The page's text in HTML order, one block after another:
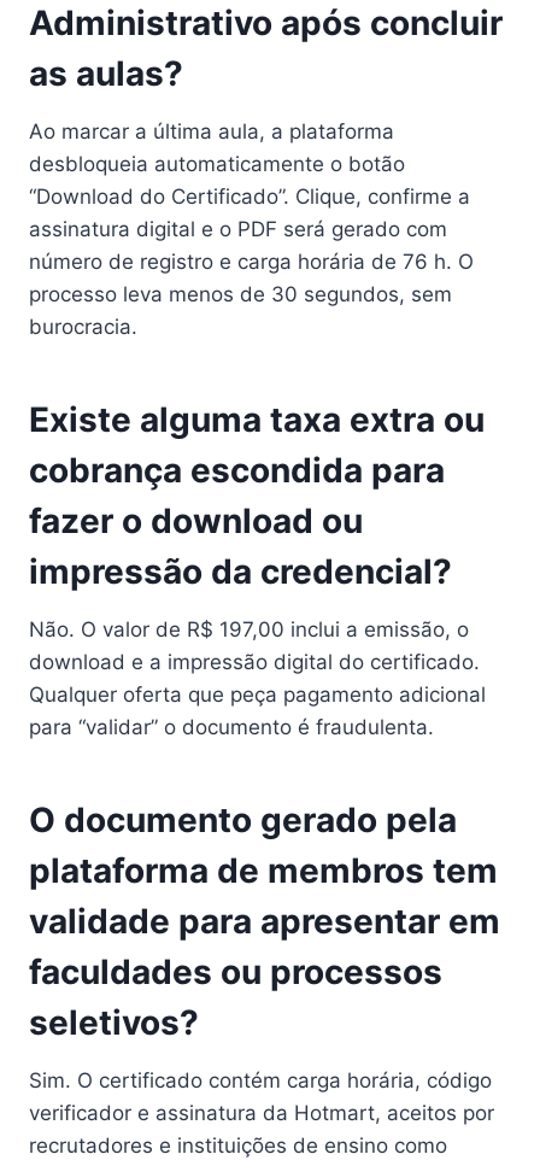
Administrativo após concluir
as aulas?
Ao marcar a última aula, a plataforma
desbloqueia automaticamente o botão
“Download do Certificado”. Clique, confirme a
assinatura digital e o PDF será gerado com
número de registro e carga horária de 76 h. O
processo leva menos de 30 segundos, sem
burocracia.
Existe alguma taxa extra ou
cobrança escondida para
fazer o download ou
impressão da credencial?
Não. O valor de R$ 197,00 inclui a emissão, o
download e a impressão digital do certificado.
Qualquer oferta que peça pagamento adicional
para “validar” o documento é fraudulenta.
O documento gerado pela
plataforma de membros tem
validade para apresentar em
faculdades ou processos
seletivos?
Sim. O certificado contém carga horária, código
verificador e assinatura da Hotmart, aceitos por
recrutadores e instituições de ensino como